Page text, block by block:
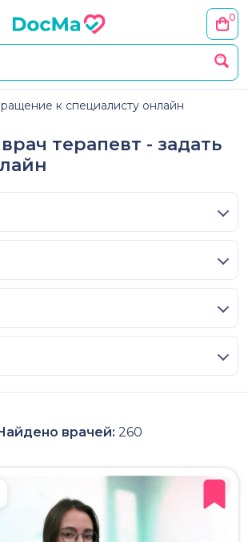
0
к специалисту онлайн
терапевт - задать
врачей: 260